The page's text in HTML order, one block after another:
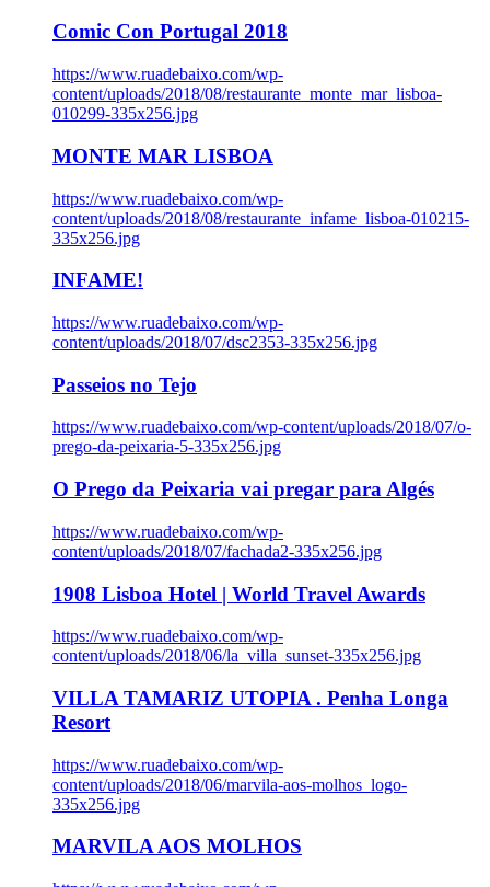
Comic Con Portugal 2018
https://www.ruadebaixo.com/wp-
content/uploads/2018/08/restaurante_monte_mar_lisboa-
010299-335x256.jpg
MONTE MAR LISBOA
https://www.ruadebaixo.com/wp-
content/uploads/2018/08/restaurante_infame_lisboa-010215-
335x256.jpg
INFAME!
https://www.ruadebaixo.com/wp-
content/uploads/2018/07/dsc2353-335x256.jpg
Passeios no Tejo
https://www.ruadebaixo.com/wp-content/uploads/2018/07/o-
prego-da-peixaria-5-335x256.jpg
O Prego da Peixaria vai pregar para Algés
https://www.ruadebaixo.com/wp-
content/uploads/2018/07/fachada2-335x256.jpg
1908 Lisboa Hotel | World Travel Awards
https://www.ruadebaixo.com/wp-
content/uploads/2018/06/la_villa_sunset-335x256.jpg
VILLA TAMARIZ UTOPIA . Penha Longa
Resort
https://www.ruadebaixo.com/wp-
content/uploads/2018/06/marvila-aos-molhos_logo-
335x256.jpg
MARVILA AOS MOLHOS